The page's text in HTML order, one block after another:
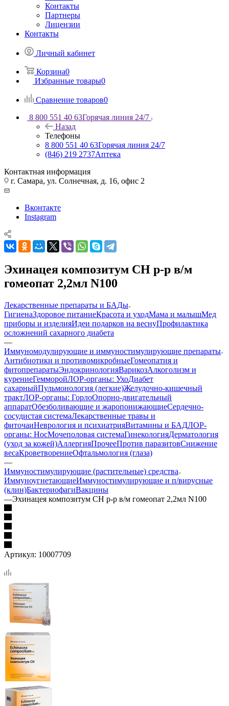
Контакты
Партнеры
Лицензии
Контакты
Личный кабинет
Корзина0
Избранные товары0
Сравнение товаров0
8 800 551 40 63Горячая линия 24/7
Назад
Телефоны
8 800 551 40 63Горячая линия 24/7
(846) 219 2737Аптека
Контактная информация
г. Самара, ул. Солнечная, д. 16, офис 2
Вконтакте
Instagram
Эхинацея композитум СН р-р в/м
гомеопат 2,2мл N100
Лекарственные препараты и БАДы
ГигиенаЗдоровое питаниеКрасота и уходМама и малышМед
приборы и изделияИдеи подарков на веснуПрофилактика
осложнений сахарного диабета
—
Иммуномодулирующие и иммуностимулирующие препараты
Антибиотики и противомикробныеГомеопатия и
фитопрепаратыЭндокринологияВарикозАлкоголизм и
курениеГемморойЛОР-органы: УхоДиабет
сахарныйПульмонология (легкие)Желудочно-кишечный
трактЛОР-органы: ГорлоОпорно-двигательный
аппаратОбезболивающие и жаропонижающиеСердечно-
сосудистая системаЛекарственные травы и
фиточаиНеврология и психиатрияВитамины и БАДЛОР-
органы: НосМочеполовая системаГинекологияДерматология
(уход за кожей)АллергияПрочееПротив паразитовСнижение
весаКроветворениеОфтальмология (глаза)
—
Иммуностимулирующие (растительные) средства
ИммуноугнетающиеИммуностимулирующие и п/вирусные
(клин)БактериофагиВакцины
—Эхинацея композитум СН р-р в/м гомеопат 2,2мл N100
Артикул: 10007709